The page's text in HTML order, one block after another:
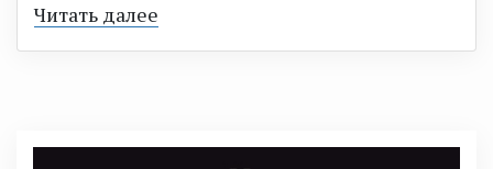
Читать далее